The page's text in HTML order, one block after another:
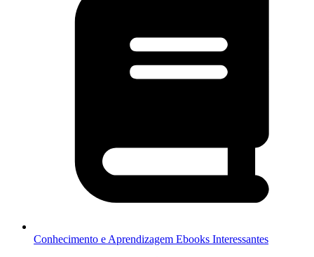
Conhecimento e Aprendizagem Ebooks Interessantes